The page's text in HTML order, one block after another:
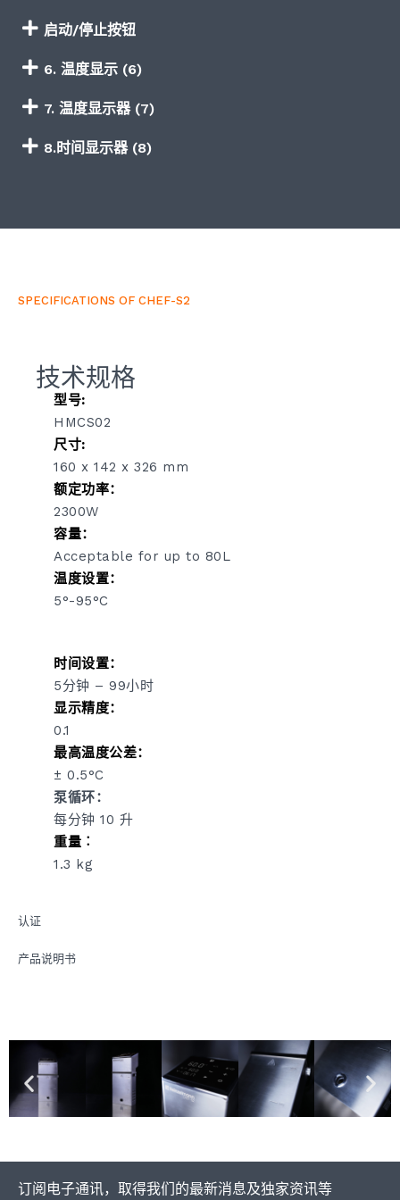
启动/停止按钮
6. 温度显示 (6)
7. 温度显示器 (7)
8.时间显示器 (8)
SPECIFICATIONS OF CHEF-S2
技术规格
型号:
HMCS02
尺寸:
160 x 142 x 326 mm
额定功率：
2300W
容量：
Acceptable for up to 80L
温度设置：
5°-95°C
时间设置：
5分钟 – 99小时
显示精度：
0.1
最高温度公差：
± 0.5°C
泵循环：
每分钟 10 升
重量︰
1.3 kg
认证
产品说明书
订阅电子通讯，取得我们的最新消息及独家资讯等